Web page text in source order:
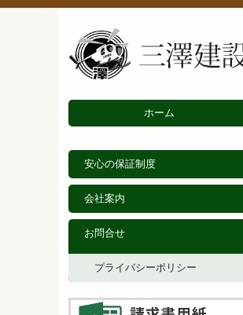
ホーム
安心の保証制度
会社案内
お問合せ
プライバシーポリシー